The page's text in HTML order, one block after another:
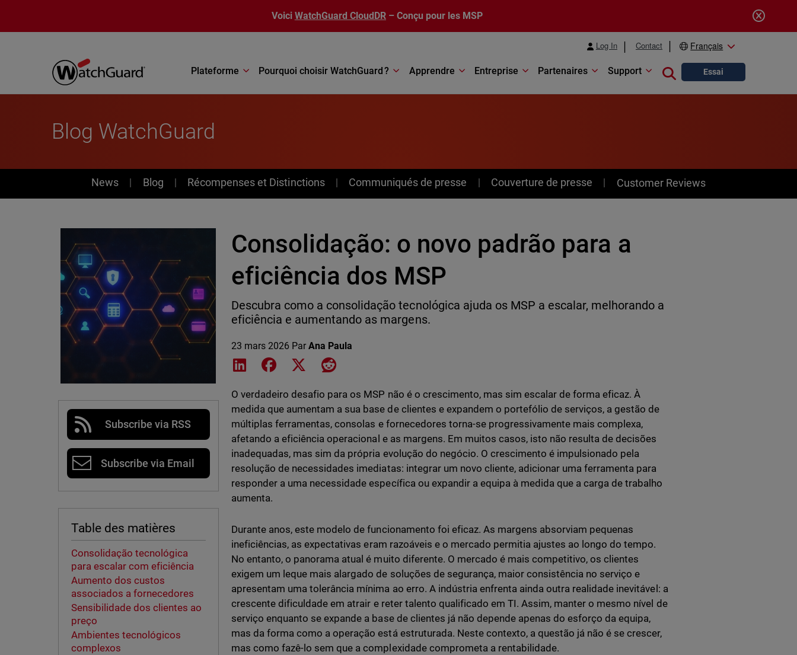
Voici WatchGuard CloudDR – Conçu pour les MSP
Log In Contact Français
Plateforme Pourquoi choisir WatchGuard ? Apprendre Entreprise Partenaires Support Close search
Essai
Blog WatchGuard
News
News Blog Récompenses et Distinctions Communiqués de presse Couverture de presse Customer Reviews
Subscribe via RSS
Subscribe via Email
Table des matières
Consolidação tecnológica
para escalar com eficiência
Aumento dos custos
associados a fornecedores
Sensibilidade dos clientes ao
preço
Ambientes tecnológicos
complexos
Consolidação: o novo padrão para a
eficiência dos MSP
Descubra como a consolidação tecnológica ajuda os MSP a escalar, melhorando a
eficiência e aumentando as margens.
23 mars 2026 ParAna Paula
Share on LinkedIn
Share on Facebook
Share on XShare on Reddit
O verdadeiro desafio para os MSP não é o crescimento, mas sim escalar de forma eficaz. À
medida que aumentam a sua base de clientes e expandem o portefólio de serviços, a gestão de
múltiplas ferramentas, consolas e fornecedores torna-se progressivamente mais complexa,
afetando a eficiência operacional e as margens. Em muitos casos, isto não resulta de decisões
inadequadas, mas sim da própria evolução do negócio. O crescimento é impulsionado pela
resolução de necessidades imediatas: integrar um novo cliente, adicionar uma ferramenta para
responder a uma necessidade específica ou expandir a equipa à medida que a carga de trabalho
aumenta.
Durante anos, este modelo de funcionamento foi eficaz. As margens absorviam pequenas
ineficiências, as expectativas eram razoáveis e o mercado permitia ajustes ao longo do tempo.
No entanto, o panorama atual é muito diferente. O mercado é mais competitivo, os clientes
exigem um leque mais alargado de soluções de segurança, maior consistência no serviço e
apresentam uma tolerância mínima ao erro. A indústria enfrenta ainda outra realidade inevitável: a
crescente dificuldade em atrair e reter talento qualificado em TI. Assim, manter o mesmo nível de
serviço enquanto se expande a base de clientes já não depende apenas do esforço da equipa,
mas da forma como a operação está estruturada. Neste contexto, a questão já não é se crescer,
mas como fazê-lo sem que a complexidade comprometa a rentabilidade.